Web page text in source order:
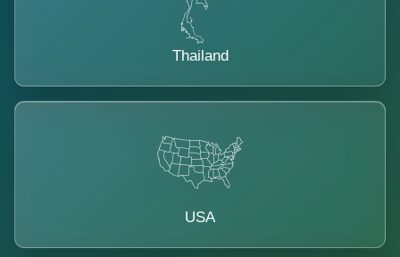
Thailand
USA